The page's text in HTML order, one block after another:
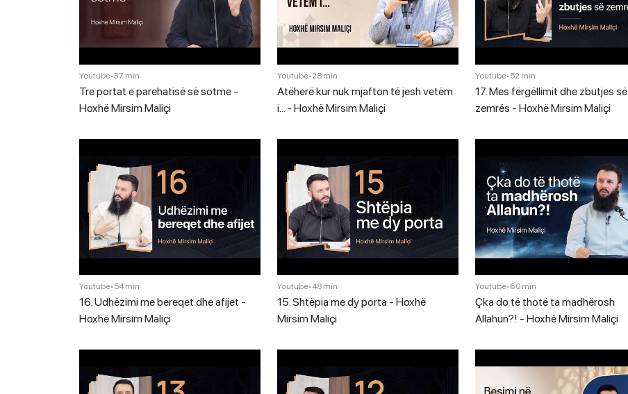
Youtube•37 min
Tre portat e parehatisë së sotme -
Hoxhë Mirsim Maliçi
Youtube• 28 min
Atëherë kur nuk mjafton të jesh vetëm
i… - Hoxhë Mirsim Maliçi
Youtube• 52 min
17. Mes fërgëllimit dhe zbutjes së
zemrës - Hoxhë Mirsim Maliçi
Youtube• 54 min
16. Udhëzimi me bereqet dhe afijet -
Hoxhë Mirsim Maliçi
Youtube• 48 min
15. Shtëpia me dy porta - Hoxhë
Mirsim Maliçi
Youtube• 60 min
Çka do të thotë ta madhërosh
Allahun?! - Hoxhë Mirsim Maliçi